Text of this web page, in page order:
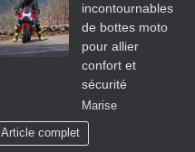
incontournables
de bottes moto
pour allier
confort et
sécurité
Marise
Article complet